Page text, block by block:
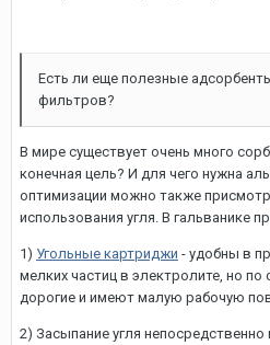
Есть ли еще полезные
фильтров?
В мире существует очень много
конечная цель? И для чего нужна
оптимизации можно также
использования угля. В гальванике
1) Угольные картриджи - удобны в
мелких частиц в электролите, но
дорогие и имеют малую рабочую
2) Засыпание угля непосредственно